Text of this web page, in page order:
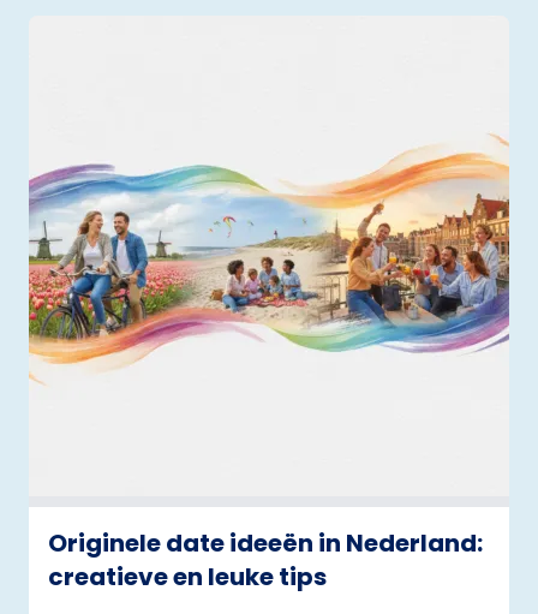
Originele date ideeën in Nederland:
creatieve en leuke tips